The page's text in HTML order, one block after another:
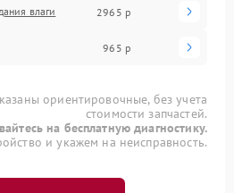
влаги 2965 р
965 р
ориентировочные, без учета
стоимости запчастей.
на бесплатную диагностику.
и укажем на неисправность.